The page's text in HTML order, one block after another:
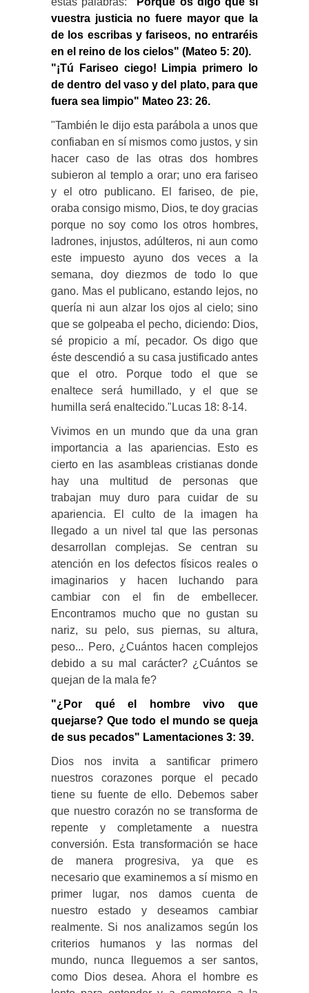
vuestra justicia no fuere mayor que la
de los escribas y fariseos, no entraréis
en el reino de los cielos" (Mateo 5: 20).
"¡Tú Fariseo ciego! Limpia primero lo
de dentro del vaso y del plato, para que
fuera sea limpio" Mateo 23: 26.
"También le dijo esta parábola a unos que
confiaban en sí mismos como justos, y sin
hacer caso de las otras dos hombres
subieron al templo a orar; uno era fariseo
y el otro publicano. El fariseo, de pie,
oraba consigo mismo, Dios, te doy gracias
porque no soy como los otros hombres,
ladrones, injustos, adúlteros, ni aun como
este impuesto ayuno dos veces a la
semana, doy diezmos de todo lo que
gano. Mas el publicano, estando lejos, no
quería ni aun alzar los ojos al cielo; sino
que se golpeaba el pecho, diciendo: Dios,
sé propicio a mí, pecador. Os digo que
éste descendió a su casa justificado antes
que el otro. Porque todo el que se
enaltece será humillado, y el que se
humilla será enaltecido."Lucas 18: 8-14.
Vivimos en un mundo que da una gran
importancia a las apariencias. Esto es
cierto en las asambleas cristianas donde
hay una multitud de personas que
trabajan muy duro para cuidar de su
apariencia. El culto de la imagen ha
llegado a un nivel tal que las personas
desarrollan complejas. Se centran su
atención en los defectos físicos reales o
imaginarios y hacen luchando para
cambiar con el fin de embellecer.
Encontramos mucho que no gustan su
nariz, su pelo, sus piernas, su altura,
peso... Pero, ¿Cuántos hacen complejos
debido a su mal carácter? ¿Cuántos se
quejan de la mala fe?
"¿Por qué el hombre vivo que
quejarse? Que todo el mundo se queja
de sus pecados" Lamentaciones 3: 39.
Dios nos invita a santificar primero
nuestros corazones porque el pecado
tiene su fuente de ello. Debemos saber
que nuestro corazón no se transforma de
repente y completamente a nuestra
conversión. Esta transformación se hace
de manera progresiva, ya que es
necesario que examinemos a sí mismo en
primer lugar, nos damos cuenta de
nuestro estado y deseamos cambiar
realmente. Si nos analizamos según los
criterios humanos y las normas del
mundo, nunca lleguemos a ser santos,
como Dios desea. Ahora el hombre es